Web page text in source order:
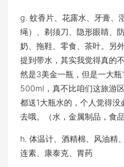
g. 蚊香片、花露水、牙膏、
绳）、剃须刀、隐形眼睛、
奶、拖鞋、零食、茶叶。另
提到带水，其实我觉得真的
然是3美金一瓶，但是一大
500ml，真不比咱们这旅游
都送1大瓶水的，个人觉得
去哦。（水，金属制品，食
h. 体温计、酒精棉、风油精
连素、康泰克、胃药